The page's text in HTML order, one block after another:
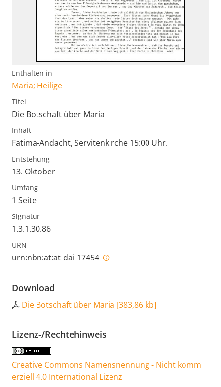
Enthalten in
Maria; Heilige
Titel
Die Botschaft über Maria
Inhalt
Fatima-Andacht, Servitenkirche 15:00 Uhr.
Entstehung
13. Oktober
Umfang
1 Seite
Signatur
1.3.1.30.86
URN
urn:nbn:at:at-dai-17454
Download
Die Botschaft über Maria [383,86 kb]
Lizenz-/Rechtehinweis
Creative Commons Namensnennung - Nicht komm
erziell 4.0 International Lizenz